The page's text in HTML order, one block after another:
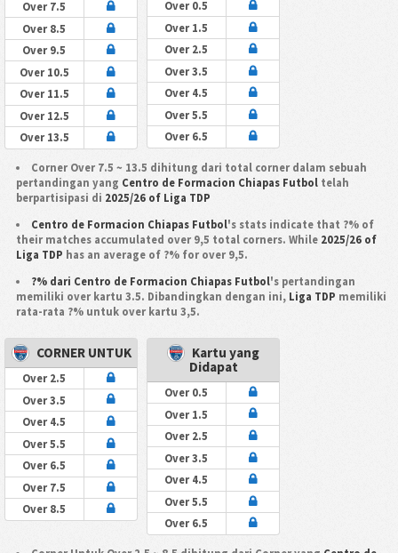
Over 7.5
Over 8.5
Over 9.5
Over 10.5
Over 11.5
Over 12.5
Over 13.5
Over 0.5
Over 1.5
Over 2.5
Over 3.5
Over 4.5
Over 5.5
Over 6.5
Corner Over 7.5 ~ 13.5 dihitung dari total corner dalam sebuah
pertandingan yang Centro de Formacion Chiapas Futboltelah
berpartisipasi di 2025/26 of Liga TDP
Centro de Formacion Chiapas Futbol's stats indicate that ?% of
their matches accumulated over 9,5 total corners. While 2025/26 of
Liga TDP has an average of ?% for over 9,5.
?% dari Centro de Formacion Chiapas Futbol's pertandingan
memiliki over kartu 3.5. Dibandingkan dengan ini, Liga TDP memiliki
rata-rata ?% untuk over kartu 3,5.
CORNER UNTUK
Over 2.5
Over 3.5
Over 4.5
Over 5.5
Over 6.5
Over 7.5
Over 8.5
Kartu yang
Didapat
Over 0.5
Over 1.5
Over 2.5
Over 3.5
Over 4.5
Over 5.5
Over 6.5